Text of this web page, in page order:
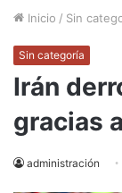
Inicio / Sin
Sin categoría
Irán
gracias
administración